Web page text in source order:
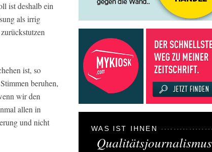
ist deshalb ein
als irrig
ist, so
beruhen,
wir den
allen in
und nicht
WAS IST IHNEN
Qualitätsjournalismus